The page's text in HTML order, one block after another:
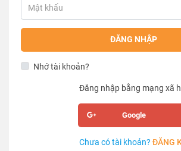
ĐĂNG NHẬP
Nhớ tài khoản?
Đăng nhập bằng mạng xã
Google
Chưa có tài khoản? ĐĂNG